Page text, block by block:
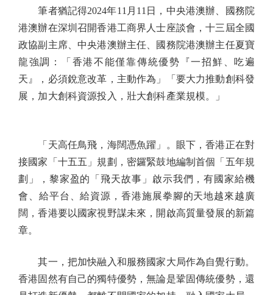
筆者猶記得2024年11月11日，中央港澳辦、國務院
港澳辦在深圳召開香港工商界人士座談會，十三屆全國
政協副主席、中央港澳辦主任、國務院港澳辦主任夏寶
龍強調：「香港不能僅靠傳統優勢『一招鮮、吃遍
天』，必須銳意改革，主動作為」「要大力推動創科發
展，加大創科資源投入，壯大創科產業規模。」
「天高任鳥飛，海闊憑魚躍」。眼下，香港正在對
接國家「十五五」規劃，密鑼緊鼓地編制首個「五年規
劃」，黎家盈的「飛天故事」啟示我們，有國家給機
會、給平台、給資源，香港施展拳腳的天地越來越廣
闊，香港要以國家視野謀未來，開啟高質量發展的新篇
章。
其一，把加快融入和服務國家大局作為自覺行動。
香港固然有自己的獨特優勢，無論是鞏固傳統優勢，還